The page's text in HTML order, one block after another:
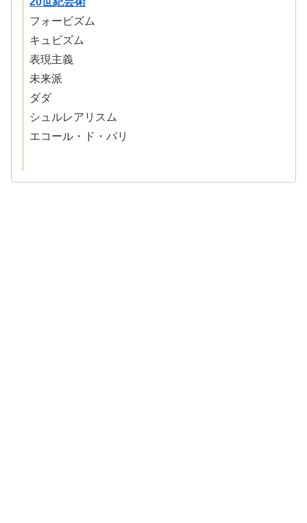
フォービズム
キュビズム
表現主義
未来派
ダダ
シュルレアリスム
エコール・ド・パリ